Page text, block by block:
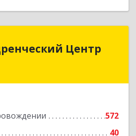
Центр
572
40
Центр
край, Владивосток г,